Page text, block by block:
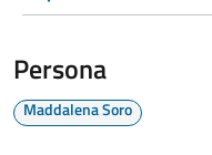
Persona
Maddalena Soro